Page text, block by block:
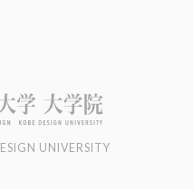
UNIVERSITY